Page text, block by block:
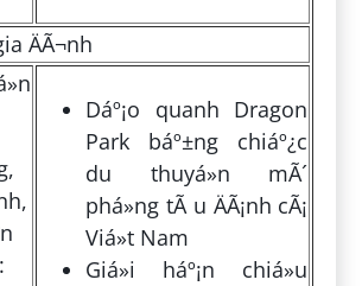
ÄÃ¬nh
Dáº¡o quanh Dragon
Park báº±ng chiáº¿c
du thuyá»n mÃ´
phá»ng tÃ u ÄÃ¡nh cÃ¡
Viá»t Nam
Giá»i háº¡n chiá»u